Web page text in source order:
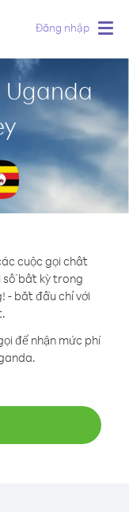
Đăng nhập
Uganda
cuộc gọi chất
số bất kỳ trong
- bắt đầu chỉ với
để nhận mức phí